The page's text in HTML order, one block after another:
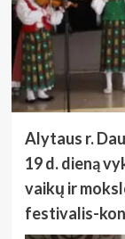
Alytaus r.
19 d. dieną
vaikų ir
festivalis-